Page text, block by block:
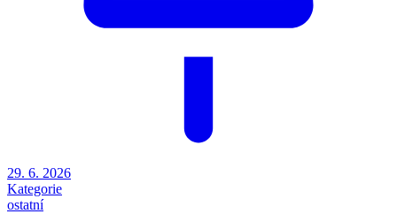
29. 6. 2026
Kategorie
ostatní